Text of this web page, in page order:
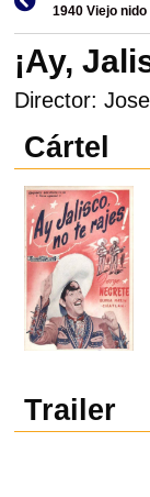
1940 Viejo nido
¡Ay,
Director:
Cártel
Trailer